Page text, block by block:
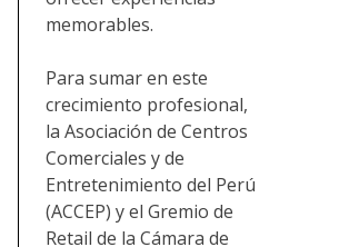
memorables.
Para sumar en este
crecimiento profesional,
la Asociación de Centros
Comerciales y de
Entretenimiento del Perú
(ACCEP) y el Gremio de
Retail de la Cámara de